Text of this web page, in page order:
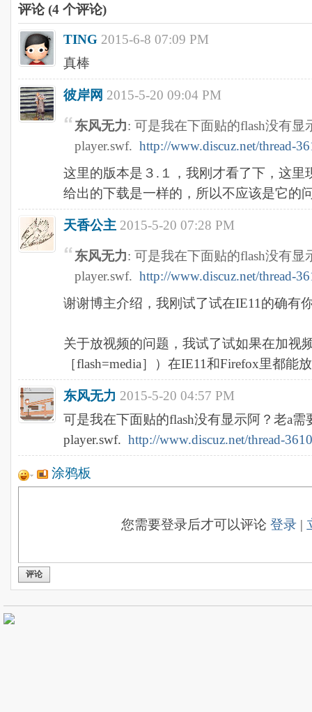
评论 (4 个评论)
TING 2015-6-8 07:09 PM
真棒
彼岸网 2015-5-20 09:04 PM
东风无力: 可是我在下面贴的flash没有显
player.swf. http://www.discuz.net/thread-
这里的版本是３.１，我刚才看了下，这里
给出的下载是一样的，所以不应该是它的
天香公主 2015-5-20 07:28 PM
东风无力: 可是我在下面贴的flash没有显
player.swf. http://www.discuz.net/thread-
谢谢博主介绍，我刚试了试在IE11的确有
关于放视频的问题，我试了试如果在加视
［flash=media］）在IE11和Firefox里都能放
东风无力 2015-5-20 04:57 PM
可是我在下面贴的flash没有显示阿？老a需
player.swf. http://www.discuz.net/thread-
涂鸦板
您需要登录后才可以评论登录 |
评论